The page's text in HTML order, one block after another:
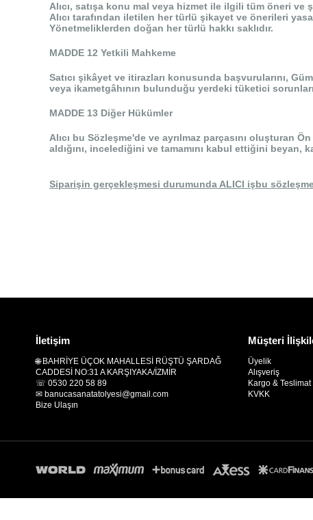
Alıcı, satışa konu mal veya hizmet ile ilgili tüm öneri ve
Alıcı tarafından iletilen her türlü şikayet ve önerileri
Yönetmeliklerden doğan her türlü hakkı saklıdır.
MADDE 12 Yetkili Mahkeme
Satıcı şikâyet ve itirazları konusunda başvurularını,
veya ikametgâhının bulunduğu yerdeki tüketici
MADDE 13 Diğer Hükümler
Alıcı bu Sözleşme'de ve ayrılmaz parçasını oluşturan
aldığını, incelediğini ve tamamını kabul ettiğini beyan,
Siparişin gerçekleşmesi durumunda ALICI işbu
İletişim
🌐 BAHRİYE ÜÇOK MAHALLESİ RÜŞTÜ ŞARDAĞ
CADDESİ NO:31 A KARŞIYAKA/İZMİR
☏ 0530 220 58 89
✉ banucasanatatolyesi@gmail.com
Bize Ulaşın
Müşteri
Üyelik
Alışveriş
Kargo & Teslimat
KVKK